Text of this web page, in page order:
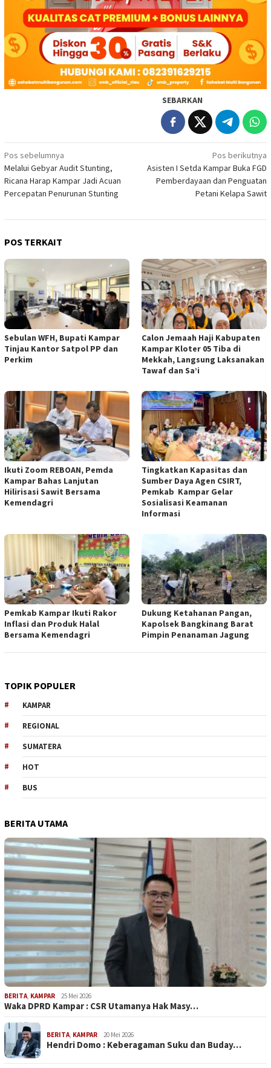
SEBARKAN
Navigasi
pos
Pos sebelumnya
Melalui Gebyar Audit Stunting,
Ricana Harap Kampar Jadi Acuan
Percepatan Penurunan Stunting
Pos berikutnya
Asisten I Setda Kampar Buka FGD
Pemberdayaan dan Penguatan
Petani Kelapa Sawit
POS TERKAIT
Sebulan WFH, Bupati Kampar
Tinjau Kantor Satpol PP dan
Perkim
Calon Jemaah Haji Kabupaten
Kampar Kloter 05 Tiba di
Mekkah, Langsung Laksanakan
Tawaf dan Sa’i
Ikuti Zoom REBOAN, Pemda
Kampar Bahas Lanjutan
Hilirisasi Sawit Bersama
Kemendagri
Tingkatkan Kapasitas dan
Sumber Daya Agen CSIRT,
Pemkab Kampar Gelar
Sosialisasi Keamanan
Informasi
Pemkab Kampar Ikuti Rakor
Inflasi dan Produk Halal
Bersama Kemendagri
Dukung Ketahanan Pangan,
Kapolsek Bangkinang Barat
Pimpin Penanaman Jagung
TOPIK POPULER
KAMPAR
REGIONAL
SUMATERA
HOT
BUS
BERITA UTAMA
BERITA, KAMPAR 25 Mei 2026
Waka DPRD Kampar : CSR Utamanya Hak Masy…
BERITA, KAMPAR 20 Mei 2026
Hendri Domo : Keberagaman Suku dan Buday…